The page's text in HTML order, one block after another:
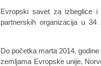
Evropski savet za izbeglice
partnerskih organizacija u
Do početka marta 2014.
zemljama Evropske unije,